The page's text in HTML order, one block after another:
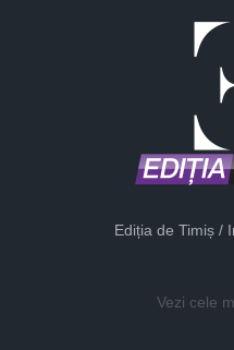
Ediția de Timiș /
Vezi cele